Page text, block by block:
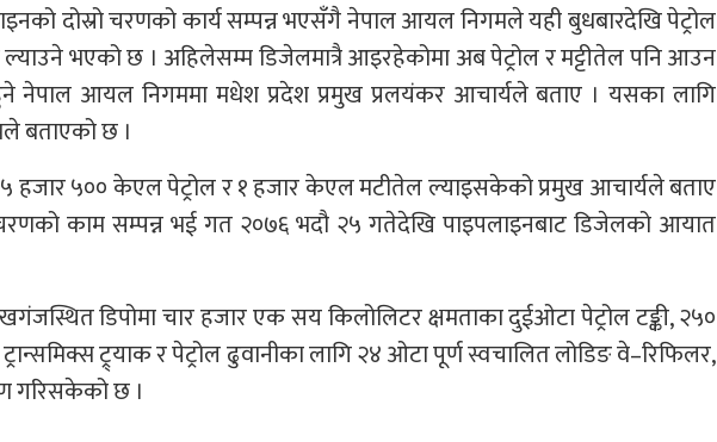
दोस्रो चरणको कार्य सम्पन्न भएसँगै नेपाल आयल निगमले यही बुधबारदेखि पेट्रोल
ल्याउने भएको छ । अहिलेसम्म डिजेलमात्रै आइरहेकोमा अब पेट्रोल र मट्टीतेल पनि आउन
नेपाल आयल निगममा मधेश प्रदेश प्रमुख प्रलयंकर आचार्यले बताए । यसका लागि
बताएको छ ।
५ हजार ५०० केएल पेट्रोल र १ हजार केएल मटीतेल ल्याइसकेको प्रमुख आचार्यले बताए
चरणको काम सम्पन्न भई गत २०७६ भदौ २५ गतेदेखि पाइपलाइनबाट डिजेलको आयात
डिपोमा चार हजार एक सय किलोलिटर क्षमताका दुईओटा पेट्रोल टङ्की, २५०
ट्र्याक र पेट्रोल ढुवानीका लागि २४ ओटा पूर्ण स्वचालित लोडिङ वे–रिफिलर,
गरिसकेको छ ।